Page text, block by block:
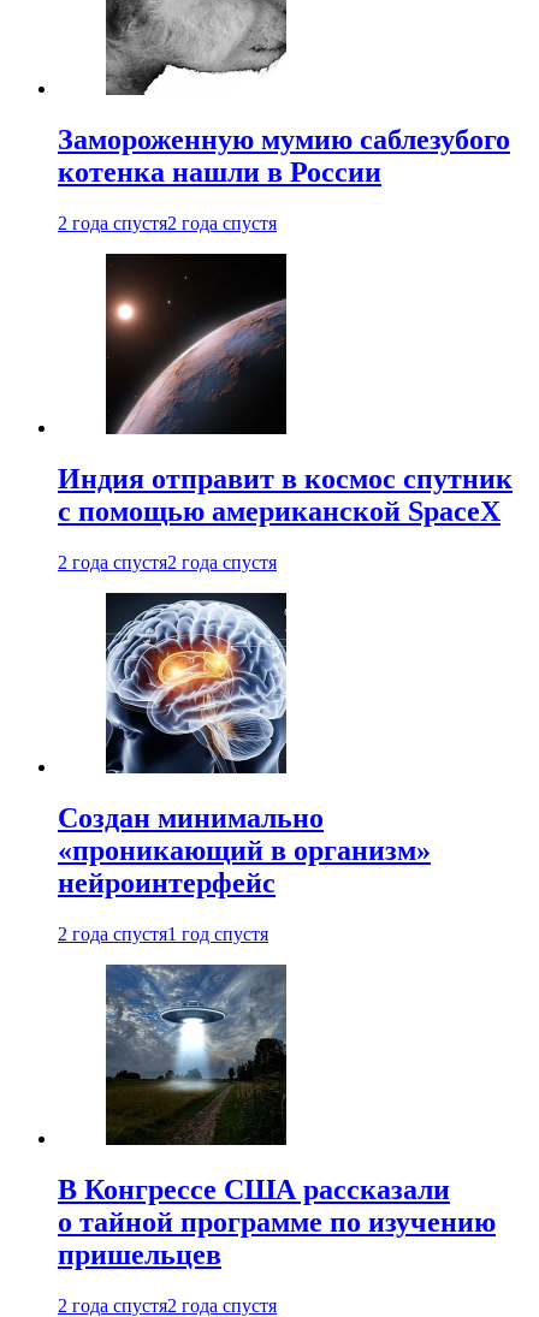
Замороженную мумию саблезубого
котенка нашли в России
2 года спустя2 года спустя
Индия отправит в космос спутник
с помощью американской SpaceX
2 года спустя2 года спустя
Создан минимально
«проникающий в организм»
нейроинтерфейс
2 года спустя1 год спустя
В Конгрессе США рассказали
о тайной программе по изучению
пришельцев
2 года спустя2 года спустя